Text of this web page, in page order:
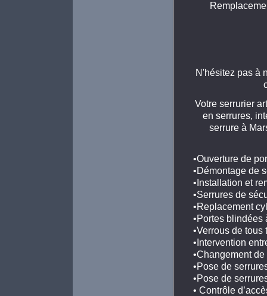
N'hésitez pas à
Votre serrurier
en serrures,
serrure à
•Ouverture de
•Démontage de
•Installation et
•Serrures de
•Replacement
•Portes blindées
•Verrous de
•Intervention
•Changement
•Pose de
•Pose de
• Contrôle